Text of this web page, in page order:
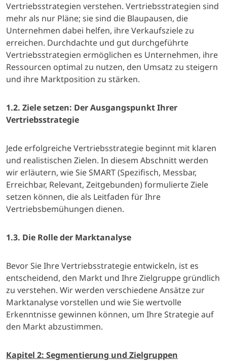
Vertriebsstrategien verstehen. Vertriebsstrategien sind
mehr als nur Pläne; sie sind die Blaupausen, die
Unternehmen dabei helfen, ihre Verkaufsziele zu
erreichen. Durchdachte und gut durchgeführte
Vertriebsstrategien ermöglichen es Unternehmen, ihre
Ressourcen optimal zu nutzen, den Umsatz zu steigern
und ihre Marktposition zu stärken.
1.2. Ziele setzen: Der Ausgangspunkt Ihrer
Vertriebsstrategie
Jede erfolgreiche Vertriebsstrategie beginnt mit klaren
und realistischen Zielen. In diesem Abschnitt werden
wir erläutern, wie Sie SMART (Spezifisch, Messbar,
Erreichbar, Relevant, Zeitgebunden) formulierte Ziele
setzen können, die als Leitfaden für Ihre
Vertriebsbemühungen dienen.
1.3. Die Rolle der Marktanalyse
Bevor Sie Ihre Vertriebsstrategie entwickeln, ist es
entscheidend, den Markt und Ihre Zielgruppe gründlich
zu verstehen. Wir werden verschiedene Ansätze zur
Marktanalyse vorstellen und wie Sie wertvolle
Erkenntnisse gewinnen können, um Ihre Strategie auf
den Markt abzustimmen.
Kapitel 2: Segmentierung und Zielgruppen